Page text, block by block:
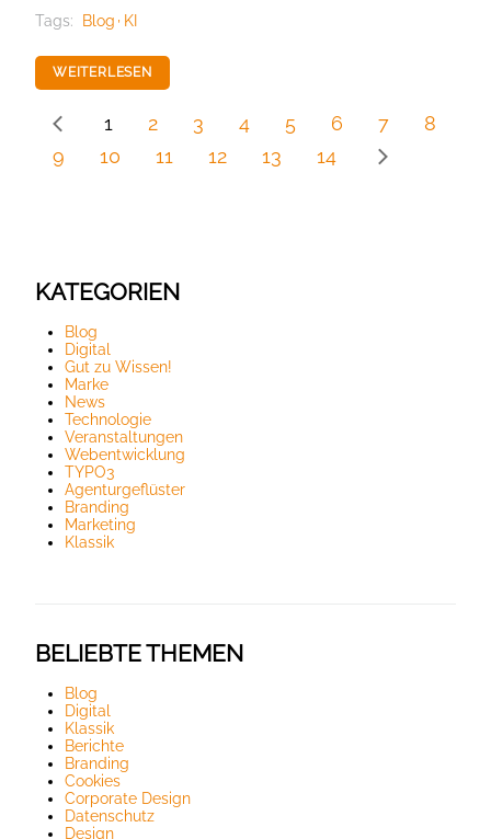
Tags: Blog KI
WEITERLESEN
1 2 3 4 5 6 7
8
9
10 11 12 13 14
KATEGORIEN
Blog
Digital
Gut zu Wissen!
Marke
News
Technologie
Veranstaltungen
Webentwicklung
TYPO3
Agenturgeflüster
Branding
Marketing
Klassik
BELIEBTE THEMEN
Blog
Digital
Klassik
Berichte
Branding
Cookies
Corporate Design
Datenschutz
Design